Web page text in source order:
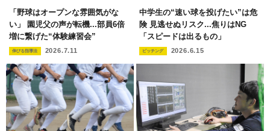
「野球はオープンな雰囲気がな
い」 園児父の声が転機...部員6倍
増に繋げた“体験練習会”
伸びる指導法 2026.7.11
中学生の“速い球を投げたい”は危
険 見逃せぬリスク...焦りはNG
「スピードは出るもの」
ピッチング 2026.6.15